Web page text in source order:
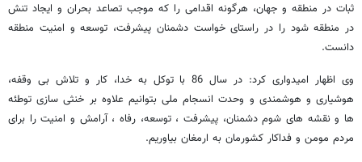
ثبات در منطقه و جهان، هرگونه اقدامی را که موجب تصاعد بحران و ایجاد تنش
در منطقه شود را در راستای خواست دشمنان پیشرفت، توسعه و امنیت منطقه
دانست.
وی اظهار امیدواری کرد: در سال 86 با توکل به خدا، کار و تلاش بی وقفه،
هوشیاری و هوشمندی و وحدت انسجام ملی بتوانیم علاوه بر خنثی سازی توطئه
ها و نقشه های شوم دشمنان، پیشرفت ، توسعه، رفاه ، آرامش و امنیت را برای
مردم مومن و فداکار کشورمان به ارمغان بیاوریم.